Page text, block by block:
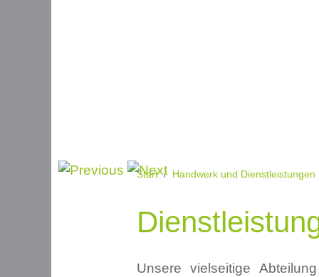
Start Handwerk und Dienstleistungen
Unsere vielseitige